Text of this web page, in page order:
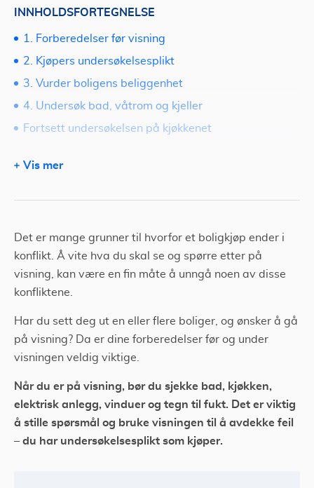
Det er mange grunner til hvorfor et boligkjøp ender i
konflikt. Å vite hva du skal se og spørre etter på
visning, kan være en fin måte å unngå noen av disse
konfliktene.
Har du sett deg ut en eller flere boliger, og ønsker å gå
på visning? Da er dine forberedelser før og under
visningen veldig viktige.
Når du er på visning, bør du sjekke bad, kjøkken,
elektrisk anlegg, vinduer og tegn til fukt. Det er viktig
å stille spørsmål og bruke visningen til å avdekke feil
– du har undersøkelsesplikt som kjøper.
INNHOLDSFORTEGNELSE
1. Forberedelser før visning
2. Kjøpers undersøkelsesplikt
3. Vurder boligens beliggenhet
4. Undersøk bad, våtrom og kjeller
Fortsett undersøkelsen på kjøkkenet
Hva er det viktigste å se etter?
Ta deg god tid
Skal du selge bolig?
Vis mer